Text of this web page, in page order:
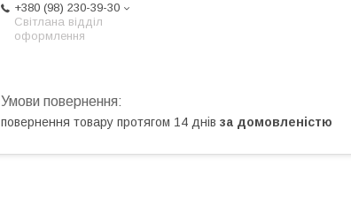
+380 (98) 230-39-30
Світлана відділ
оформлення
повернення товару протягом 14 днів за домовленістю